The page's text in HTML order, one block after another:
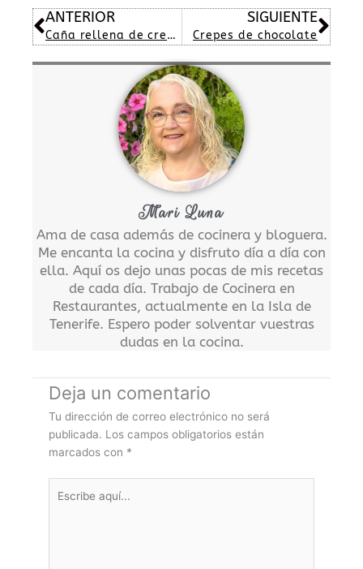
Ant
ANTERIOR
Caña rellena de crema
SIGUIENTE
Crepes de chocolate
Mari Luna
Ama de casa además de cocinera y bloguera.
Me encanta la cocina y disfruto día a día con
ella. Aquí os dejo unas pocas de mis recetas
de cada día. Trabajo de Cocinera en
Restaurantes, actualmente en la Isla de
Tenerife. Espero poder solventar vuestras
dudas en la cocina.
Deja un comentario
Tu dirección de correo electrónico no será
publicada. Los campos obligatorios están
marcados con *
aquí...